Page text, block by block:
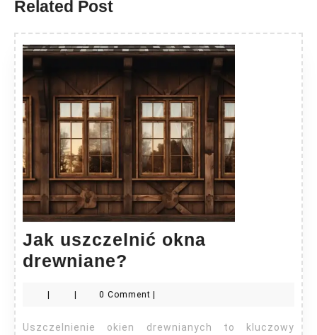
Related Post
Jak uszczelnić okna
drewniane?
okna
drewniane?
0 Comment
Uszczelnienie okien drewnianych to kluczowy